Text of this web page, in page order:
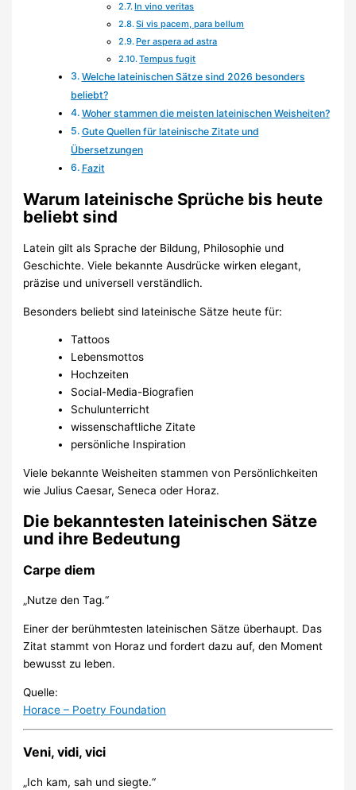
In vino veritas
Si vis pacem, para bellum
Per aspera ad astra
Tempus fugit
Welche lateinischen Sätze sind 2026 besonders
beliebt?
Woher stammen die meisten lateinischen Weisheiten?
Gute Quellen für lateinische Zitate und
Übersetzungen
Fazit
Warum lateinische Sprüche bis heute
beliebt sind
Latein gilt als Sprache der Bildung, Philosophie und
Geschichte. Viele bekannte Ausdrücke wirken elegant,
präzise und universell verständlich.
Besonders beliebt sind lateinische Sätze heute für:
Tattoos
Lebensmottos
Hochzeiten
Social-Media-Biografien
Schulunterricht
wissenschaftliche Zitate
persönliche Inspiration
Viele bekannte Weisheiten stammen von Persönlichkeiten
wie Julius Caesar, Seneca oder Horaz.
Die bekanntesten lateinischen Sätze
und ihre Bedeutung
Carpe diem
„Nutze den Tag.“
Einer der berühmtesten lateinischen Sätze überhaupt. Das
Zitat stammt von Horaz und fordert dazu auf, den Moment
bewusst zu leben.
Quelle:
Horace – Poetry Foundation
Veni, vidi, vici
„Ich kam, sah und siegte.“